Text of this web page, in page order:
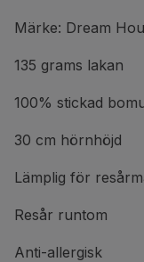
Märke: Dream
135 grams lakan
100% stickad
30 cm hörnhöjd
Lämplig för
Resår runtom
Anti-allergisk